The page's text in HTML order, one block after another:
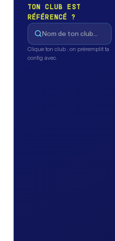
TON CLUB EST
RÉFÉRENCÉ ?
Clique ton club : on préremplit ta
config avec.